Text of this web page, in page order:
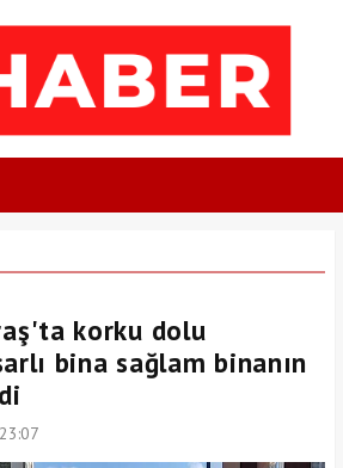
korku dolu
bina sağlam binanın